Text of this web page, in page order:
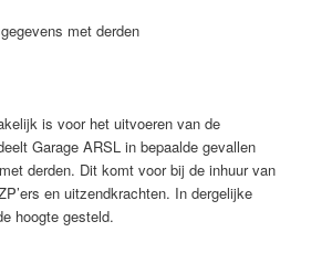
met derden
is voor het uitvoeren van de
Garage ARSL in bepaalde gevallen
derden. Dit komt voor bij de inhuur van
en uitzendkrachten. In dergelijke
hoogte gesteld.